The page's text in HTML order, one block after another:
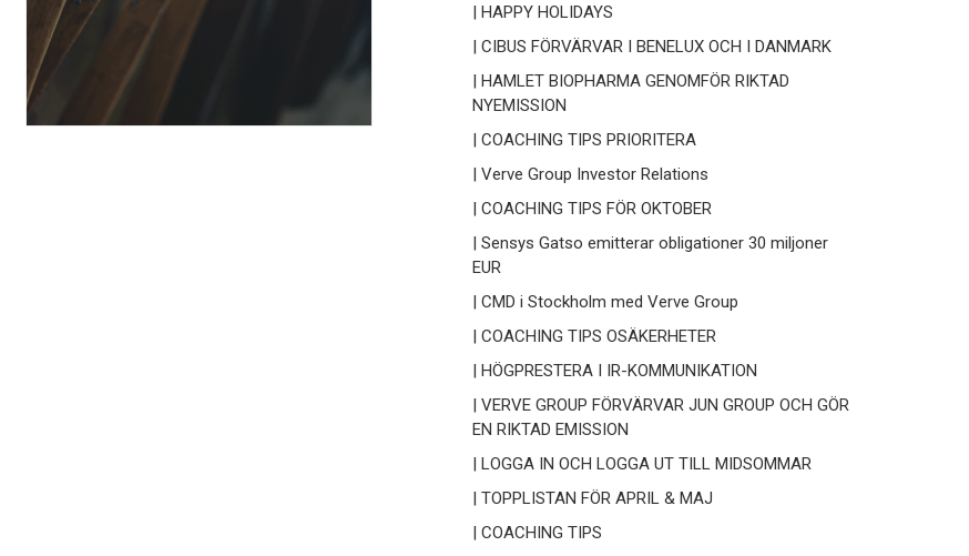
| HAPPY HOLIDAYS
| CIBUS FÖRVÄRVAR I BENELUX OCH I DANMARK
| HAMLET BIOPHARMA GENOMFÖR RIKTAD
NYEMISSION
| COACHING TIPS PRIORITERA
| Verve Group Investor Relations
| COACHING TIPS FÖR OKTOBER
| Sensys Gatso emitterar obligationer 30 miljoner
EUR
| CMD i Stockholm med Verve Group
| COACHING TIPS OSÄKERHETER
| HÖGPRESTERA I IR-KOMMUNIKATION
| VERVE GROUP FÖRVÄRVAR JUN GROUP OCH GÖR
EN RIKTAD EMISSION
| LOGGA IN OCH LOGGA UT TILL MIDSOMMAR
| TOPPLISTAN FÖR APRIL & MAJ
| COACHING TIPS